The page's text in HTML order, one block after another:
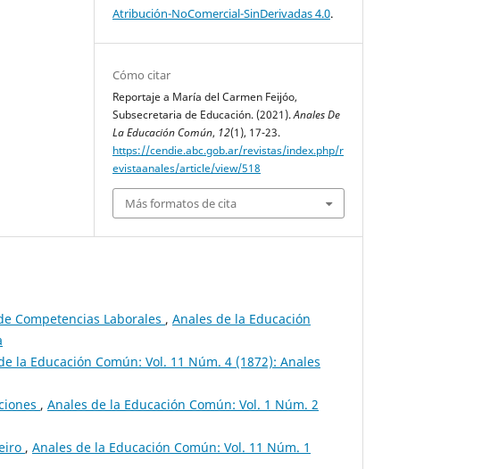
Atribución-NoComercial-SinDerivadas 4.0.
Cómo citar
Reportaje a María del Carmen Feijóo,
Subsecretaria de Educación. (2021).Anales De
La Educación Común, 12(1), 17-23.
https://cendie.abc.gob.ar/revistas/index.php/r
evistaanales/article/view/518
Más formatos de cita
Competencias Laborales , Anales de la Educación
la Educación Común: Vol. 11 Núm. 4 (1872): Anales
, Anales de la Educación Común: Vol. 1 Núm. 2
, Anales de la Educación Común: Vol. 11 Núm. 1